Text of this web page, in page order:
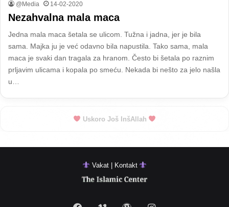
@Media 14-02-2020
Nezahvalna mala maca
Jedna mala maca šetala se ulicom. Tužna i jadna, jer je bila
sama. Majka ju je već odavno bila napustila. Tako sama, mala
maca je svaki dan tragala za hranom. Često bi šetala po raznim
prljavim ulicama i kopala po smeću. Nekada bi nešto za jelo našla
u…
Uskoro Još InšAllah
Vakat | Kontakt